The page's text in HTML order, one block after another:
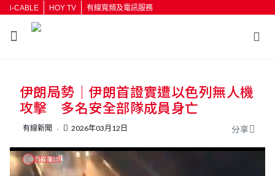
i-CABLE HOY TV 有線寬頻及電訊服務
按輸入鍵開始搜尋
伊朗局勢｜伊朗首證實遭以色列無人機
攻擊 多名安全部隊成員身亡
有線新聞 2026年03月12日 分享